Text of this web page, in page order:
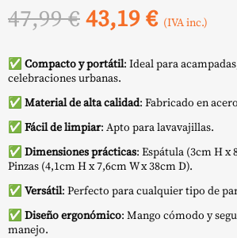
47,99€El
original
era:
47,99 €.
43,19€El
actual
es:
43,19 €.
(IVA inc.)
✅ Compacto y portátil: Ideal para
celebraciones urbanas.
✅ Material de alta calidad: Fabricado en
✅ Fácil de limpiar: Apto para lavavajillas.
✅ Dimensiones prácticas: Espátula (3cm H x
Pinzas (4,1cm H x 7,6cm W x 38cm D).
✅ Versátil: Perfecto para cualquier tipo de
✅ Diseño ergonómico: Mango cómodo y
manejo.